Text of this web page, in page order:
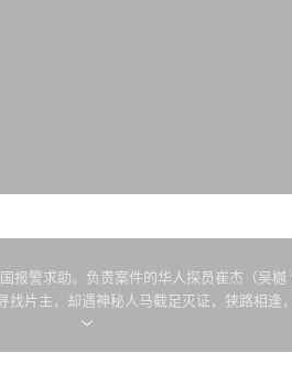
警求助。负责案件的华人探员崔杰（吴
片主，却遇神秘人马截足灭证，狭路相